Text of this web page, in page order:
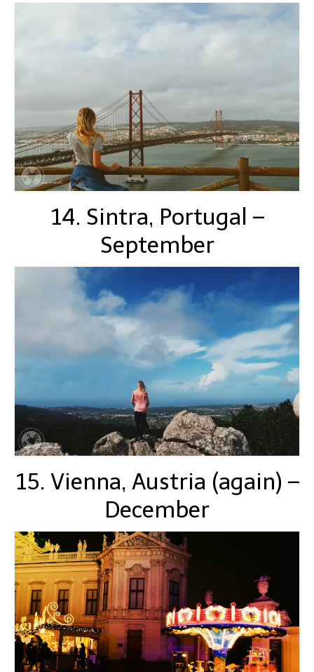
14. Sintra, Portugal –
September
15. Vienna, Austria (again) –
December